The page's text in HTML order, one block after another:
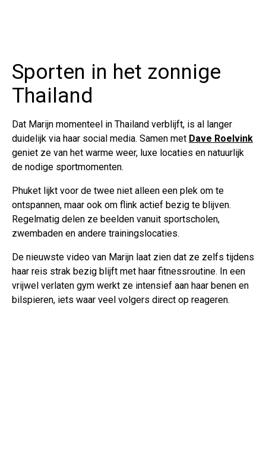
Sporten in het zonnige
Thailand
Dat Marijn momenteel in Thailand verblijft, is al langer
duidelijk via haar social media. Samen met Dave Roelvink
geniet ze van het warme weer, luxe locaties en natuurlijk
de nodige sportmomenten.
Phuket lijkt voor de twee niet alleen een plek om te
ontspannen, maar ook om flink actief bezig te blijven.
Regelmatig delen ze beelden vanuit sportscholen,
zwembaden en andere trainingslocaties.
De nieuwste video van Marijn laat zien dat ze zelfs tijdens
haar reis strak bezig blijft met haar fitnessroutine. In een
vrijwel verlaten gym werkt ze intensief aan haar benen en
bilspieren, iets waar veel volgers direct op reageren.